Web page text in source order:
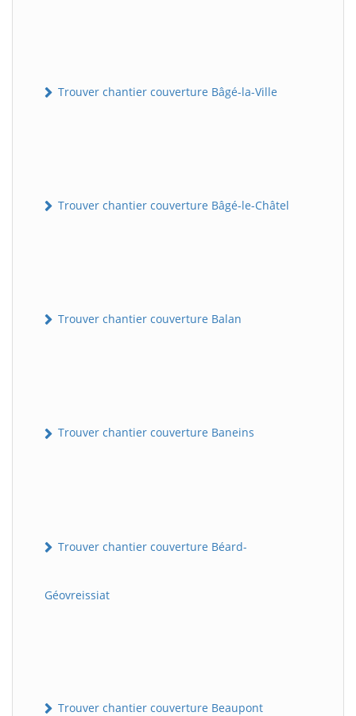
Trouver chantier couverture Bâgé-la-Ville
Trouver chantier couverture Bâgé-le-Châtel
Trouver chantier couverture Balan
Trouver chantier couverture Baneins
Trouver chantier couverture Béard-
Géovreissiat
Trouver chantier couverture Beaupont